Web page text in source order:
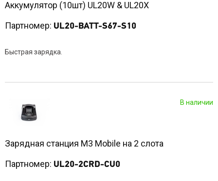
Аккумулятор (10шт) UL20W & UL20X
Партномер: UL20-BATT-S67-S10
Быстрая зарядка.
В наличии
Зарядная станция M3 Mobile на 2 слота
Партномер: UL20-2CRD-CU0